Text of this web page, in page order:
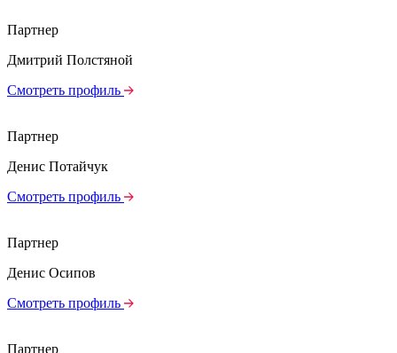
Партнер
Дмитрий Полстяной
Смотреть профиль
Партнер
Денис Потайчук
Смотреть профиль
Партнер
Денис Осипов
Смотреть профиль
Партнер